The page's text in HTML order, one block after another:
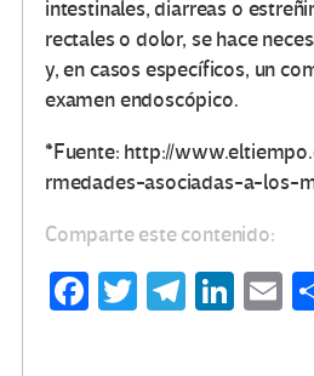
intestinales, diarreas o
rectales o dolor, se hace
y, en casos específicos, un
examen endoscópico.
*Fuente: http://
rmedades-asociadas-a-los-
Comparte este contenido:
Fa T
Te Li
E